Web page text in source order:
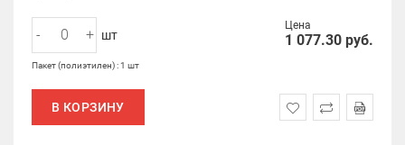
Цена
1 077.30 руб.
- + шт
Пакет (полиэтилен) : 1 шт
В КОРЗИНУ